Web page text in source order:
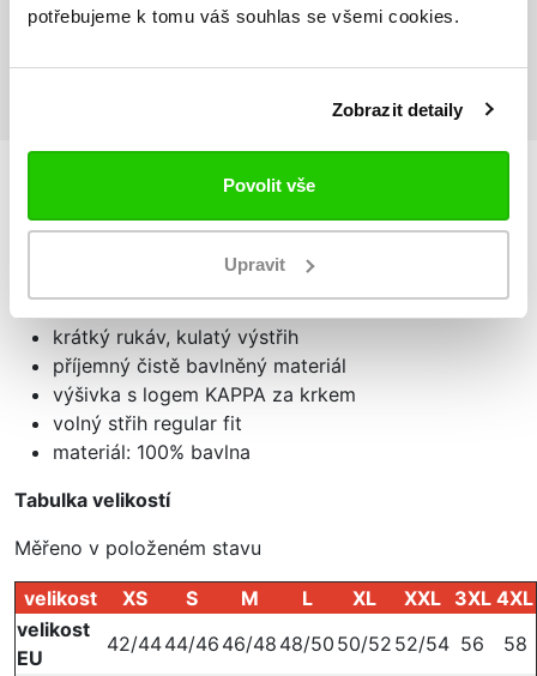
potřebujeme k tomu váš souhlas se všemi cookies.
Zobrazit detaily
Povolit vše
Upravit
Podrobnostio produktu
krátký rukáv, kulatý výstřih
příjemný čistě bavlněný materiál
výšivka s logem KAPPA za krkem
volný střih regular fit
materiál: 100% bavlna
Tabulka velikostí
Měřeno v položeném stavu
velikost XS S M L XL XXL 3XL 4XL
velikost
EU
42/4444/46 46/48 48/50 50/52 52/54 56 58